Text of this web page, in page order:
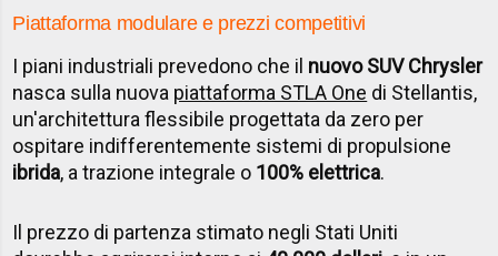
Piattaforma modulare e prezzi competitivi
I piani industriali prevedono che il nuovo SUV Chrysler
nasca sulla nuova piattaforma STLA One di Stellantis,
un'architettura flessibile progettata da zero per
ospitare indifferentemente sistemi di propulsione
ibrida, a trazione integrale o 100% elettrica.
Il prezzo di partenza stimato negli Stati Uniti